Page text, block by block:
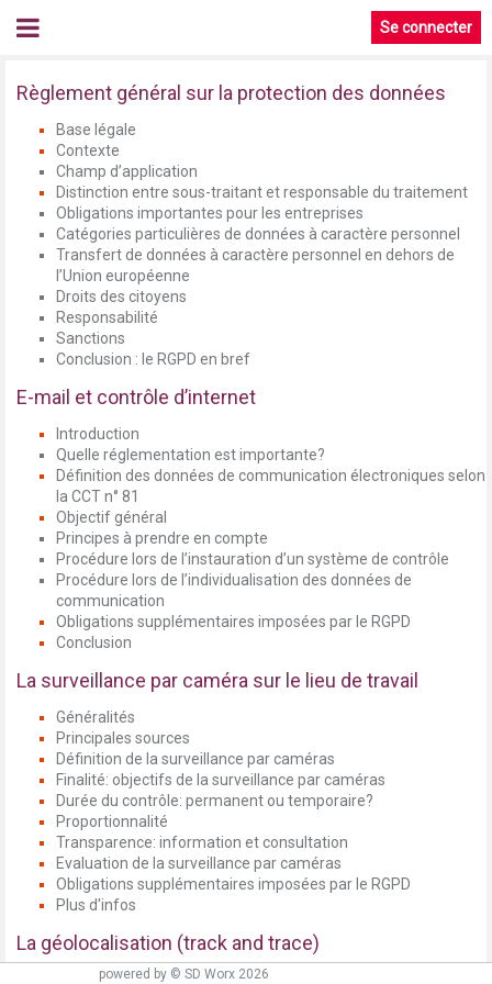
Se connecter
Règlement général sur la protection des données
Base légale
Contexte
Champ d’application
Distinction entre sous-traitant et responsable du traitement
Obligations importantes pour les entreprises
Catégories particulières de données à caractère personnel
Transfert de données à caractère personnel en dehors de
l’Union européenne
Droits des citoyens
Responsabilité
Sanctions
Conclusion : le RGPD en bref
E-mail et contrôle d’internet
Introduction
Quelle réglementation est importante?
Définition des données de communication électroniques selon
la CCT n° 81
Objectif général
Principes à prendre en compte
Procédure lors de l’instauration d’un système de contrôle
Procédure lors de l’individualisation des données de
communication
Obligations supplémentaires imposées par le RGPD
Conclusion
La surveillance par caméra sur le lieu de travail
Généralités
Principales sources
Définition de la surveillance par caméras
Finalité: objectifs de la surveillance par caméras
Durée du contrôle: permanent ou temporaire?
Proportionnalité
Transparence: information et consultation
Evaluation de la surveillance par caméras
Obligations supplémentaires imposées par le RGPD
Plus d'infos
La géolocalisation (track and trace)
Généralitéspowered by © SD Worx 2026